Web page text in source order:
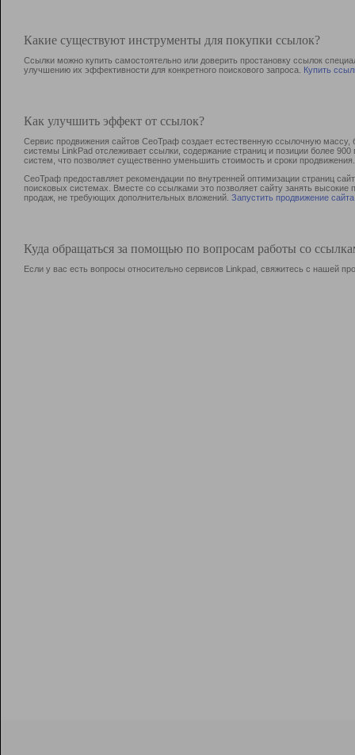
Какие существуют инструменты для покупки ссылок?
Ссылки можно купить самостоятельно или доверить простановку ссылок
улучшению их эффективности для конкретного поискового запроса. Купить
Как улучшить эффект от ссылок?
Сервис продвижения сайтов СеоТраф создает естественную ссылочную
системы LinkPad отслеживает ссылки, содержание страниц и позиции более
систем, что позволяет существенно уменьшить стоимость и сроки продвижения.
СеоТраф предоставляет рекомендации по внутренней оптимизации страниц
поисковых системах. Вместе со ссылками это позволяет сайту занять
продаж, не требующих дополнительных вложений. Запустить продвижение сайта
Куда обращаться за помощью по вопросам работы со
Если у вас есть вопросы относительно сервисов Linkpad, свяжитесь с нашей